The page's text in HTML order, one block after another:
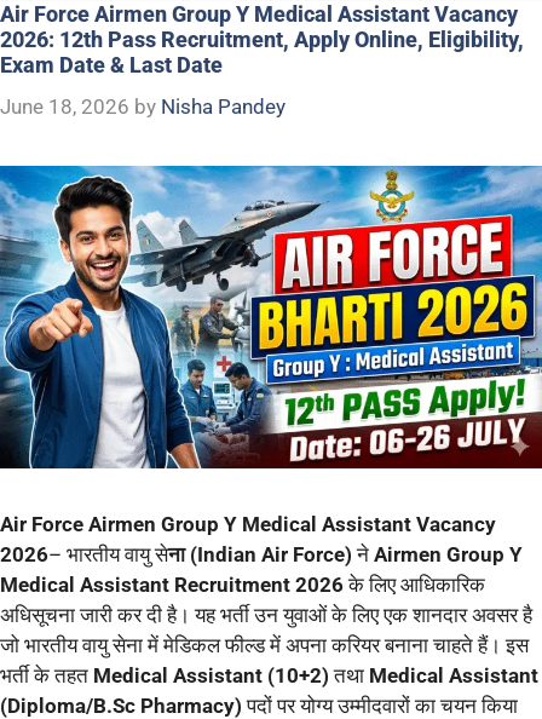
Air Force Airmen Group Y Medical Assistant Vacancy
2026: 12th Pass Recruitment, Apply Online, Eligibility,
Exam Date & Last Date
June 18, 2026 by Nisha Pandey
Air Force Airmen Group Y Medical Assistant Vacancy
2026– भारतीय वायु सेना (Indian Air Force)ने Airmen Group Y
Medical Assistant Recruitment 2026के लिए आधिकारिक
अधिसूचना जारी कर दी है। यह भर्ती उन युवाओं के लिए एक शानदार अवसर है
जो भारतीय वायु सेना में मेडिकल फील्ड में अपना करियर बनाना चाहते हैं। इस
भर्ती के तहत Medical Assistant (10+2) तथा Medical Assistant
(Diploma/B.Sc Pharmacy) पदों पर योग्य उम्मीदवारों का चयन किया